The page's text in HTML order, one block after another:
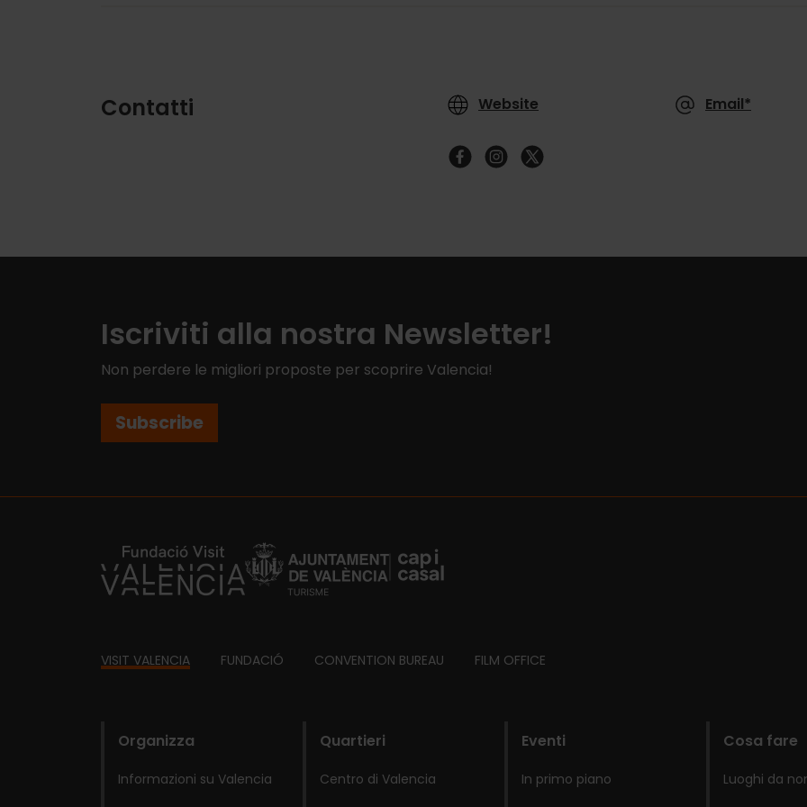
Contatti Website Email*
Iscriviti alla nostra Newsletter!
Non perdere le migliori proposte per scoprire Valencia!
Subscribe
https://fundacion.visitvalencia.com/
Footer
VISIT VALENCIA FUNDACIÓ CONVENTION BUREAU FILM OFFICE
Organizza
Informazioni su Valencia
Quartieri
Centro di Valencia
Eventi
In primo piano
Cosa fare
Luoghi da